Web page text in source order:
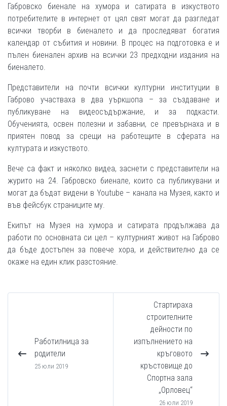
Габровско биенале на хумора и сатирата в изкуството
потребителите в интернет от цял свят могат да разгледат
всички творби в биеналето и да проследяват богатия
календар от събития и новини. В процес на подготовка е и
пълен биенален архив на всички 23 предходни издания на
биеналето.
Представители на почти всички културни институции в
Габрово участваха в два уъркшопа – за създаване и
публикуване на видеосъдържание, и за подкасти.
Обученията, освен полезни и забавни, се превърнаха и в
приятен повод за срещи на работещите в сферата на
културата и изкуството.
Вече са факт и няколко видеа, заснети с представители на
журито на 24. Габровско биенале, които са публикувани и
могат да бъдат видени в Youtube – канала на Музея, както и
във фейсбук страниците му.
Екипът на Музея на хумора и сатирата продължава да
работи по основната си цел – културният живот на Габрово
да бъде достъпен за повече хора, и действително да се
окаже на един клик разстояние.
Работилница за
родители
25 юли 2019
Стартираха
строителните
дейности по
изпълнението на
кръговото
кръстовище до
Спортна зала
„Орловец“
26 юли 2019